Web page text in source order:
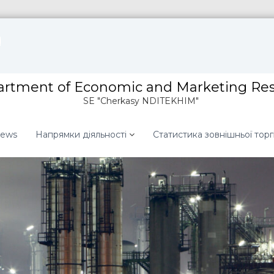
of Economic and Marketing
SE "Cherkasy NDITEKHIM"
Напрямки діяльності Статистика зовнішньої